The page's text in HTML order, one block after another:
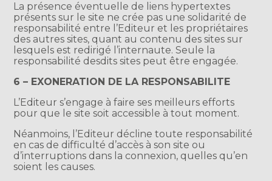
La présence éventuelle de liens hypertextes
présents sur le site ne crée pas une solidarité de
responsabilité entre l’Editeur et les propriétaires
des autres sites, quant au contenu des sites sur
lesquels est redirigé l’internaute. Seule la
responsabilité desdits sites peut être engagée.
6 – EXONERATION DE LA RESPONSABILITE
L’Editeur s’engage à faire ses meilleurs efforts
pour que le site soit accessible à tout moment.
Néanmoins, l’Editeur décline toute responsabilité
en cas de difficulté d’accès à son site ou
d’interruptions dans la connexion, quelles qu’en
soient les causes.